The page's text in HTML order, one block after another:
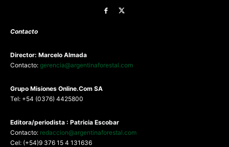
Contacto
Director: Marcelo Almada
Contacto: gerencia@argentinaforestal.com
Grupo Misiones Online.Com SA
Tel: +54 (0376) 4425800
Editora/periodista : Patricia Escobar
Contacto: redaccion@argentinaforestal.com
Cel: (+54)9 376 15 4 131636